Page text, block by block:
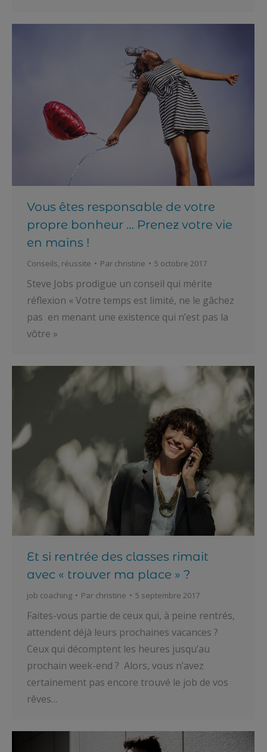
Vous êtes responsable de votre
propre bonheur … Prenez votre vie
en mains !
Conseils, réussite Par christine 5 octobre 2017
Steve Jobs prodigue un conseil qui mérite
réflexion « Votre temps est limité, ne le gâchez
pas en menant une existence qui n’est pas la
vôtre »
Et si rentrée des classes rimait
avec « trouver ma place » ?
job coaching Par christine 5 septembre 2017
Faites-vous partie de ceux qui, à peine rentrés,
attendent déjà leurs prochaines vacances ?
Ceux qui décomptent les heures jusqu’au
prochain week-end ? Alors, vous n’avez
certainement pas encore trouvé le job de vos
rêves…